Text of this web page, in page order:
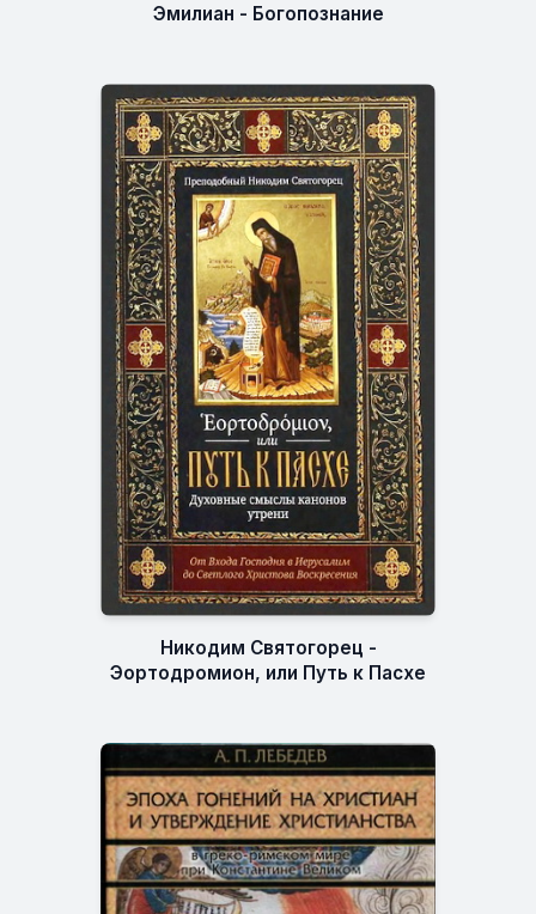
Эмилиан - Богопознание
Никодим Святогорец -
Эортодромион, или Путь к Пасхе